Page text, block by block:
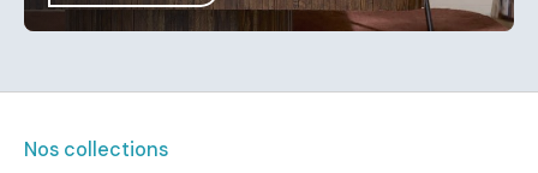
Nos collections